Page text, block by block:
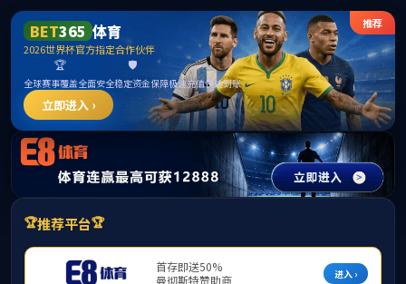
EMC易倍·(中国区)官方网站
学院概况 党建工作 师资队伍 人